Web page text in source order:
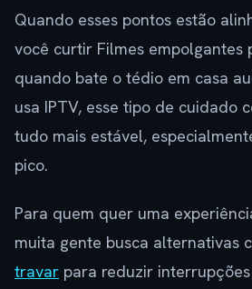
Quando esses pontos estão
você curtir Filmes empolgantes
quando bate o tédio em casa
usa IPTV, esse tipo de cuidado
tudo mais estável,
pico.
Para quem quer uma
muita gente busca alternativas
travar para reduzir